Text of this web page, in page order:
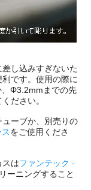
し込みすぎないた
です。使用の際に
、Φ3.2mmまでの先
ださい。
ーブか、別売りの
をご使用くださ
スはファンテック -
ーニングすること